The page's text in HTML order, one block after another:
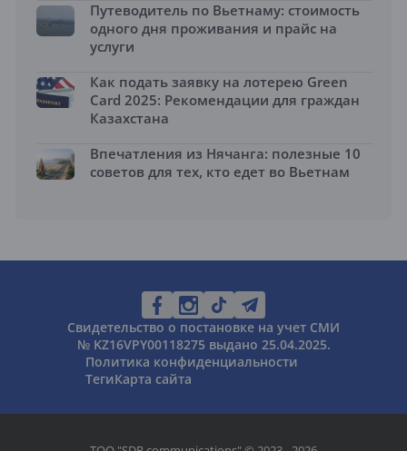
Путеводитель по Вьетнаму: стоимость
одного дня проживания и прайс на
услуги
Как подать заявку на лотерею Green
Card 2025: Рекомендации для граждан
Казахстана
Впечатления из Нячанга: полезные 10
советов для тех, кто едет во Вьетнам
Свидетельство о постановке на учет СМИ
№ KZ16VPY00118275 выдано 25.04.2025.
Политика конфиденциальности
ТегиКарта сайта